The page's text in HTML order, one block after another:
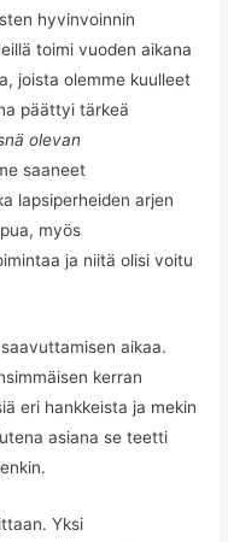
hyvinvoinnin
toimi vuoden aikana
joista olemme kuulleet
päättyi tärkeä
olevan
saaneet
lapsiperheiden arjen
myös
ja niitä olisi voitu
aikaa.
kerran
eri hankkeista ja mekin
asiana se teetti
Yksi